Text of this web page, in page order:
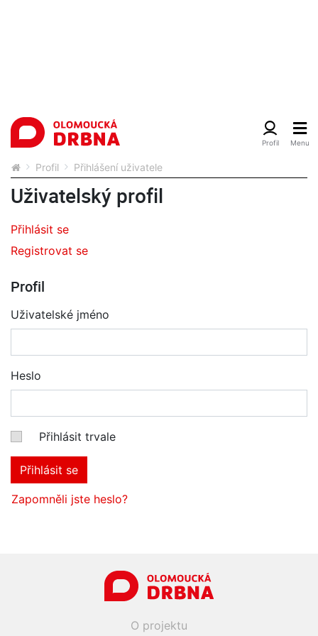
Profil Přihlášení uživatele
Uživatelský profil
Přihlásit se
Registrovat se
Profil
Uživatelské jméno
Heslo
Přihlásit trvale
Přihlásit se
Zapomněli jste heslo?
O projektu